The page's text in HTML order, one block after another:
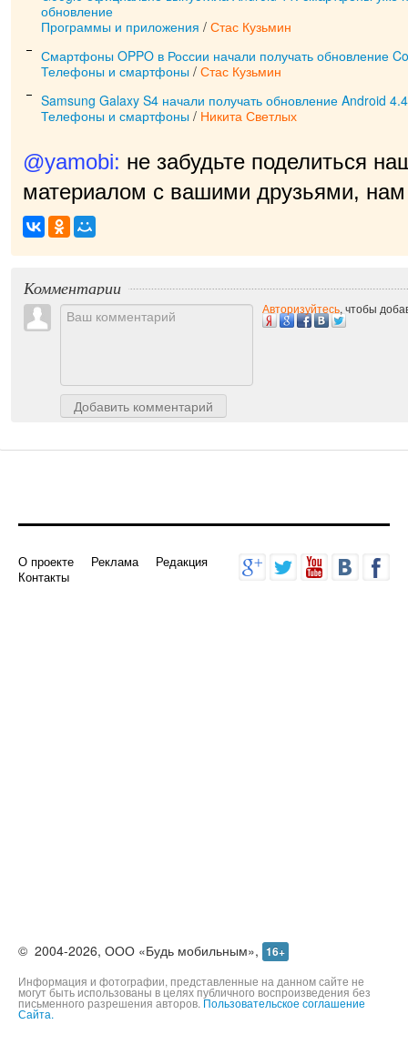
обновление
Программы и приложения / Стас Кузьмин
Смартфоны OPPO в России начали получать обновление
Телефоны и смартфоны / Стас Кузьмин
Samsung Galaxy S4 начали получать обновление Android
Телефоны и смартфоны / Никита Светлых
@yamobi: не забудьте поделиться
материалом с вашими друзьями, нам
Комментарии
Добавить комментарий
Авторизуйтесь, чтобы
О проекте Реклама
Редакция
Контакты
© 2004-2026, ООО «Будь мобильным», 16+
Информация и фотографии, представленные на данном сайте не
могут быть использованы в целях публичного воспроизведения без
письменного разрешения авторов. Пользовательское соглашение
Сайта.